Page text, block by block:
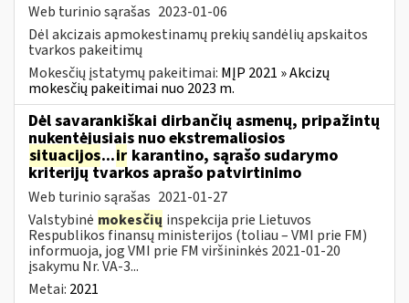
Web turinio sąrašas 2023-01-06
Dėl akcizais apmokestinamų prekių sandėlių apskaitos
tvarkos pakeitimų
Mokesčių įstatymų pakeitimai: MĮP 2021 » Akcizų
mokesčių pakeitimai nuo 2023 m.
Dėl savarankiškai dirbančių asmenų, pripažintų
nukentėjusiais nuo ekstremaliosios
situacijos...ir karantino, sąrašo sudarymo
kriterijų tvarkos aprašo patvirtinimo
Web turinio sąrašas 2021-01-27
Valstybinė mokesčių inspekcija prie Lietuvos
Respublikos finansų ministerijos (toliau – VMI prie FM)
informuoja, jog VMI prie FM viršininkės 2021-01-20
įsakymu Nr. VA-3...
Metai: 2021